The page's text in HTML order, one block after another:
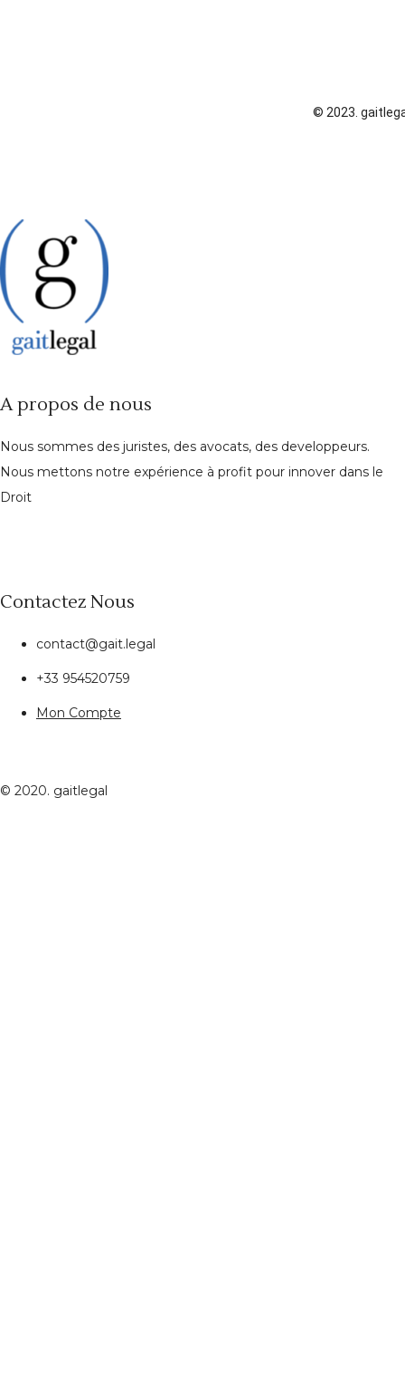
© 2023.
A propos de nous
Nous sommes des juristes, des avocats, des developpeurs.
Nous mettons notre expérience à profit pour innover dans le
Droit
Contactez Nous
contact@gait.legal
+33 954520759
Mon Compte
© 2020. gaitlegal